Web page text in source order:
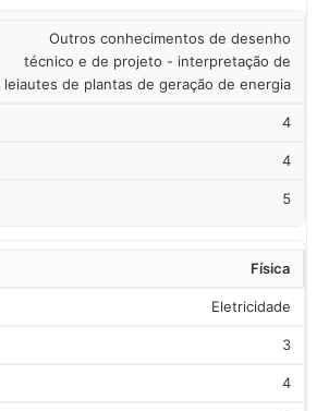
Outros conhecimentos de desenho
técnico e de projeto - interpretação de
leiautes de plantas de geração de energia
4
4
5
Física
Eletricidade
3
4